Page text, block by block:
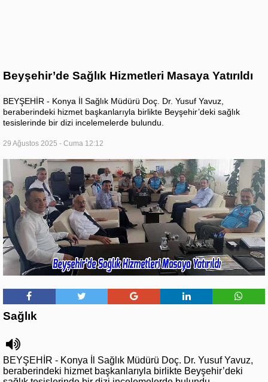
Beyşehir’de Sağlık Hizmetleri Masaya Yatırıldı
BEYŞEHİR - Konya İl Sağlık Müdürü Doç. Dr. Yusuf Yavuz,
beraberindeki hizmet başkanlarıyla birlikte Beyşehir’deki sağlık
tesislerinde bir dizi incelemelerde bulundu.
29 Ağustos 2025 - Cuma 12:12
Sağlık
BEYŞEHİR - Konya İl Sağlık Müdürü Doç. Dr. Yusuf Yavuz,
beraberindeki hizmet başkanlarıyla birlikte Beyşehir’deki